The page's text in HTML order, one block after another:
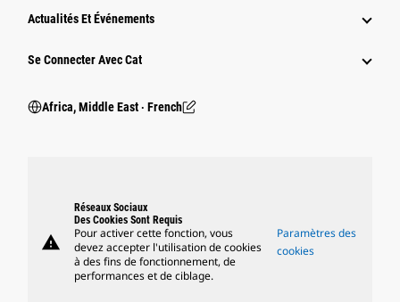
Actualités Et Événements
Se Connecter Avec Cat
Africa, Middle East ‧ French
warning
Réseaux Sociaux
Des Cookies Sont Requis
Pour activer cette fonction, vous
devez accepter l'utilisation de cookies
à des fins de fonctionnement, de
performances et de ciblage.
Paramètres des
cookies